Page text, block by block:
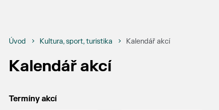
Úvod Kultura, sport, turistika Kalendář akcí
Kalendář akcí
Termíny akcí